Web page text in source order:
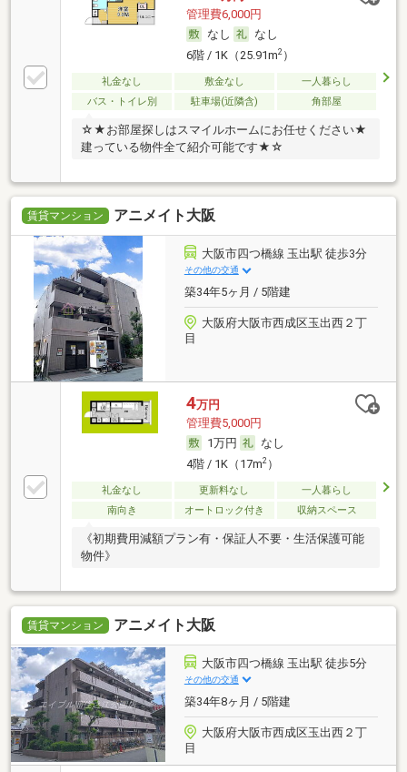
管理費6,000円
なし
なし
6階 / 1K（25.91m2）
礼金なし 敷金なし
一人暮らし
バス・トイレ別
駐車場(近隣含) 角部屋
☆★お部屋探しはスマイルホームにお任せください★
建っている物件全て紹介可能です★☆
賃貸マンション アニメイト大阪
大阪市四つ橋線 玉出駅 徒歩3分
その他の交通
築34年5ヶ月 / 5階建
大阪府大阪市西成区玉出西２丁
目
4万円
管理費5,000円
1万円
なし
4階 / 1K（17m2）
礼金なし 更新料なし
一人暮らし
南向き
オートロック付き 収納スペース
《初期費用減額プラン有・保証人不要・生活保護可能
物件》
賃貸マンション アニメイト大阪
大阪市四つ橋線 玉出駅 徒歩5分
その他の交通
築34年8ヶ月 / 5階建
大阪府大阪市西成区玉出西２丁
目